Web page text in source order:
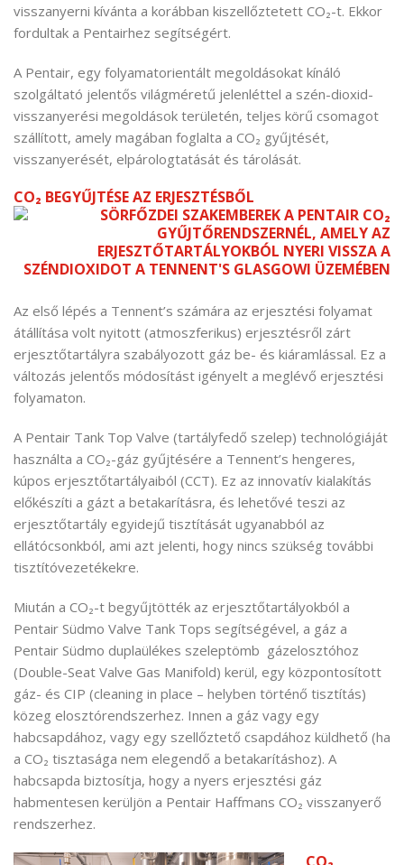
visszanyerni kívánta a korábban kiszellőztetett CO₂-t. Ekkor
fordultak a Pentairhez segítségért.
A Pentair, egy folyamatorientált megoldásokat kínáló
szolgáltató jelentős világméretű jelenléttel a szén-dioxid-
visszanyerési megoldások területén, teljes körű csomagot
szállított, amely magában foglalta a CO₂ gyűjtését,
visszanyerését, elpárologtatását és tárolását.
CO₂ BEGYŰJTÉSE AZ ERJESZTÉSBŐL
Az első lépés a Tennent’s számára az erjesztési folyamat
átállítása volt nyitott (atmoszferikus) erjesztésről zárt
erjesztőtartályra szabályozott gáz be- és kiáramlással. Ez a
változás jelentős módosítást igényelt a meglévő erjesztési
folyamaton.
A Pentair Tank Top Valve (tartályfedő szelep) technológiáját
használta a CO₂-gáz gyűjtésére a Tennent’s hengeres,
kúpos erjesztőtartályaiból (CCT). Ez az innovatív kialakítás
előkészíti a gázt a betakarításra, és lehetővé teszi az
erjesztőtartály egyidejű tisztítását ugyanabból az
ellátócsonkból, ami azt jelenti, hogy nincs szükség további
tisztítóvezetékekre.
Miután a CO₂-t begyűjtötték az erjesztőtartályokból a
Pentair Südmo Valve Tank Tops segítségével, a gáz a
Pentair Südmo duplaülékes szeleptömb gázelosztóhoz
(Double-Seat Valve Gas Manifold) kerül, egy központosított
gáz- és CIP (cleaning in place – helyben történő tisztítás)
közeg elosztórendszerhez. Innen a gáz vagy egy
habcsapdához, vagy egy szellőztető csapdához küldhető (ha
a CO₂ tisztasága nem elegendő a betakarításhoz). A
habcsapda biztosítja, hogy a nyers erjesztési gáz
habmentesen kerüljön a Pentair Haffmans CO₂ visszanyerő
rendszerhez.